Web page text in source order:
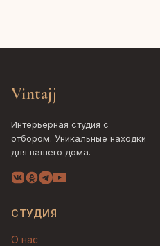
Vintajj
Интерьерная студия с
отбором. Уникальные находки
для вашего дома.
СТУДИЯ
О нас